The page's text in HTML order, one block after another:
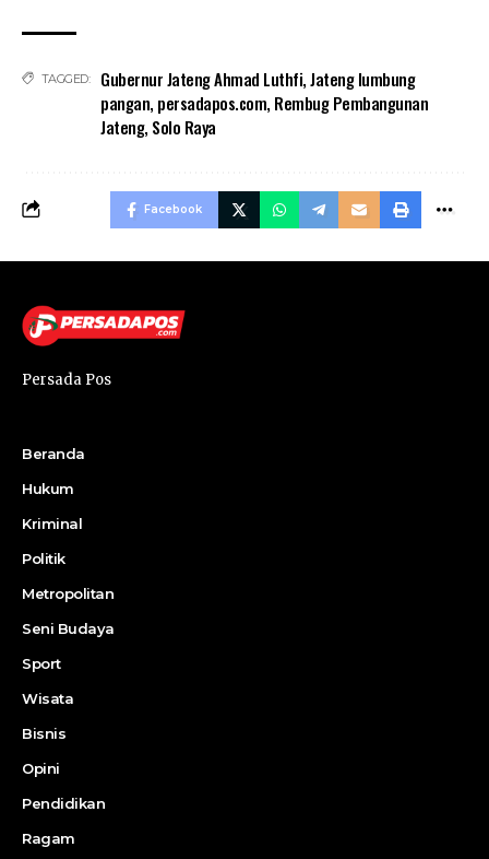
TAGGED: Gubernur Jateng Ahmad Luthfi,Jateng lumbung
pangan, persadapos.com, Rembug Pembangunan
Jateng, Solo Raya
Facebook
Persada Pos
Beranda
Hukum
Kriminal
Politik
Metropolitan
Seni Budaya
Sport
Wisata
Bisnis
Opini
Pendidikan
Ragam